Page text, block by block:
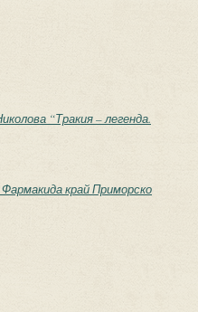
“Тракия – легенда.
край Приморско